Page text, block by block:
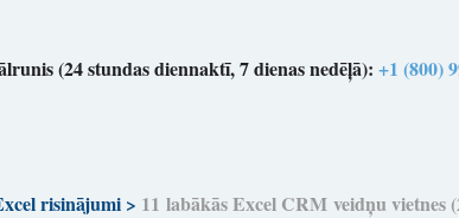
(24 stundas diennaktī, 7 dienas nedēļā):+1 (800)
risinājumi> 11 labākās Excel CRM veidņu